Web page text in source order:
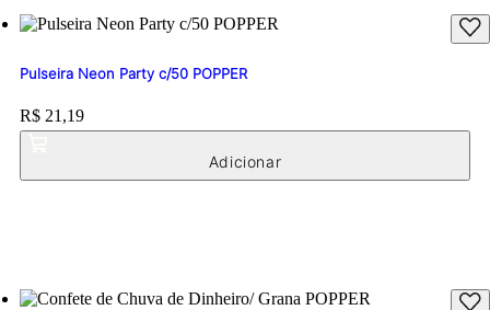
Pulseira Neon Party c/50 POPPER
Price:
R$ 21,19